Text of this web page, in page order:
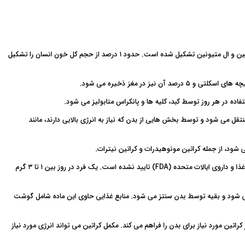
مکمل کراتین از سه اسید آمینه ال آرژنین، گلیسین و ال متیونین تشکیل شده است. حدود ۱ درصد از حجم کل خون انسان را تشکیل
می شود و توسط بخش هایی از بدن که نیاز به انرژی بالایی دارند، مانند
از جمله کراتین مونوهیدرات و کراتین نیترات.
هنوز مصرف هیچ مکمل کراتینی توسط سازمان غذا و داروی ایالات متحده (FDA) تایید نشده است. یک فرد در روز بین ۱ تا ۳ گرم
می شود و بقیه توسط بدن سنتز می شود. منابع غذایی حاوی این ماده شامل گوشت
گاو خام یا سالمون ۱ تا ۲ گرم از کراتین مورد نیاز برای بدن را فراهم می کند. مکمل کراتین می تواند انرژی مورد نیاز